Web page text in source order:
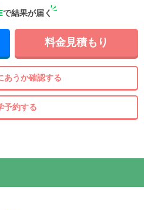
で結果が届く
料金見積もり
あうか確認する
予約する